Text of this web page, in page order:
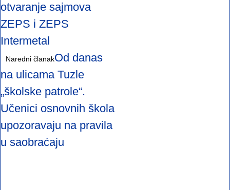
otvaranje sajmova
ZEPS i ZEPS
Intermetal
Naredni članakOd danas
na ulicama Tuzle
„školske patrole“.
Učenici osnovnih škola
upozoravaju na pravila
u saobraćaju